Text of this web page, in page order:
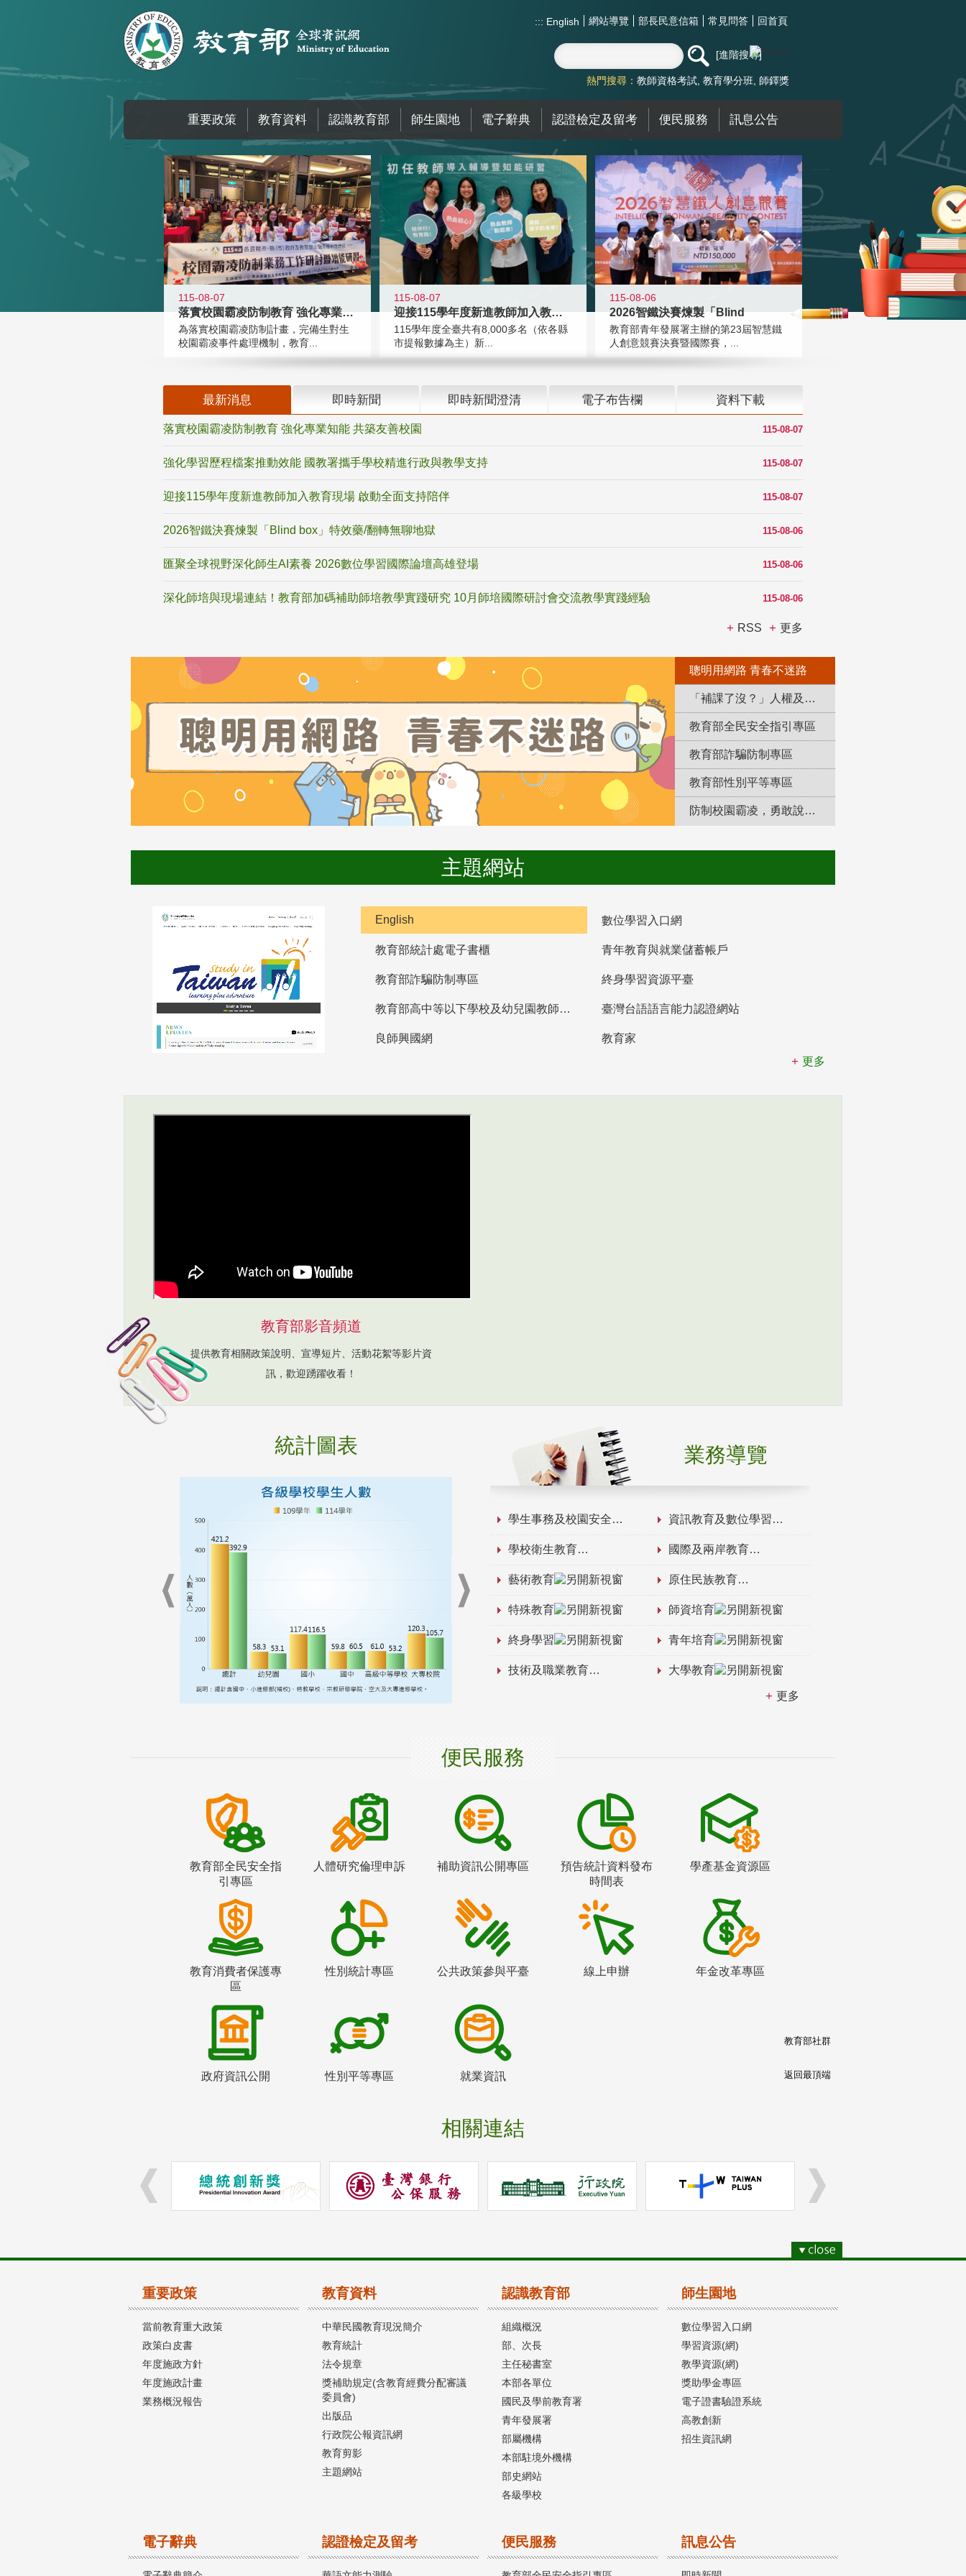
::: English 網站導覽 部長民意信箱 常見問答 回首頁
進階搜尋
熱門搜尋： 教師資格考試 教育學分班 師鐸獎
重要政策 教育資料 認識教育部 師生園地 電子辭典 認證檢定及留考 便民服務 訊息公告
:::
115-08-07
落實校園霸凌防制教育 強化專業知能
為落實校園霸凌防制計畫，完備生對生
校園霸凌事件處理機制，教育...
115-08-07
迎接115學年度新進教師加入教育現
115學年度全臺共有8,000多名（依各縣
市提報數據為主）新...
115-08-06
2026智鐵決賽煉製「Blind
教育部青年發展署主辦的第23屆智慧鐵
人創意競賽決賽暨國際賽，...
最新消息 即時新聞 即時新聞澄清 電子布告欄 資料下載
115-08-07
落實校園霸凌防制教育 強化專業知能 共築友善校園
115-08-07
強化學習歷程檔案推動效能 國教署攜手學校精進行政與教學支持
115-08-07
迎接115學年度新進教師加入教育現場 啟動全面支持陪伴
115-08-06
2026智鐵決賽煉製「Blind box」特效藥/翻轉無聊地獄
115-08-06
匯聚全球視野深化師生AI素養 2026數位學習國際論壇高雄登場
115-08-06
深化師培與現場連結！教育部加碼補助師培教學實踐研究 10月師培國際研討會交流教學實踐經驗
RSS 更多
聰明用網路 青春不迷路
「補課了沒？」人權及轉型正義教育專區
教育部全民安全指引專區
教育部詐騙防制專區
教育部性別平等專區
防制校園霸凌，勇敢說出來！
主題網站
English 數位學習入口網
教育部統計處電子書櫃 青年教育與就業儲蓄帳戶
教育部詐騙防制專區 終身學習資源平臺
教育部高中等以下學校及幼兒園教師資格檢定考試 臺灣台語語言能力認證網站
良師興國網
教育家
更多
教育部影音頻道
提供教育相關政策說明、宣導短片、活動花絮等影片資
訊，歡迎踴躍收看！
統計圖表 業務導覽
學生事務及校園安全 資訊教育及數位學習
學校衛生教育 國際及兩岸教育
藝術教育 原住民族教育
特殊教育 師資培育
終身學習 青年培育
技術及職業教育 大學教育
更多
便民服務
教育部全民安全指
引專區
人體研究倫理申訴 補助資訊公開專區
預告統計資料發布
時間表
學產基金資源區
教育消費者保護專
區
性別統計專區 公共政策參與平臺 線上申辦 年金改革專區
政府資訊公開 性別平等專區 就業資訊
相關連結
教育部社群
返回最頂端
重要政策
當前教育重大政策
政策白皮書
年度施政方針
年度施政計畫
業務概況報告
教育資料
中華民國教育現況簡介
教育統計
法令規章
獎補助規定(含教育經費分配審議
委員會)
出版品
行政院公報資訊網
教育剪影
主題網站
認識教育部
組織概況
部、次長
主任秘書室
本部各單位
國民及學前教育署
青年發展署
部屬機構
本部駐境外機構
部史網站
各級學校
師生園地
數位學習入口網
學習資源(網)
教學資源(網)
獎助學金專區
電子證書驗證系統
高教創新
招生資訊網
電子辭典 認證檢定及留考 便民服務 訊息公告